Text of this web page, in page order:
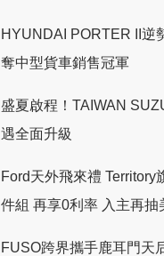
HYUNDAI PORTER II逆
奪中型貨車銷售冠軍
盛夏啟程！TAIWAN
遇全面升級
Ford天外飛來禮 Territory
件組 再享0利率 入主再抽
FUSO跨界攜手鹿耳門天